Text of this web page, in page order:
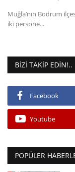
Kültür Sanat Tarih
Sağlık
Dünya
Muğla’nın Bodrum
iki persone...
BIZI TAKIP EDIN!..
Facebook
Youtube
POPÜLER